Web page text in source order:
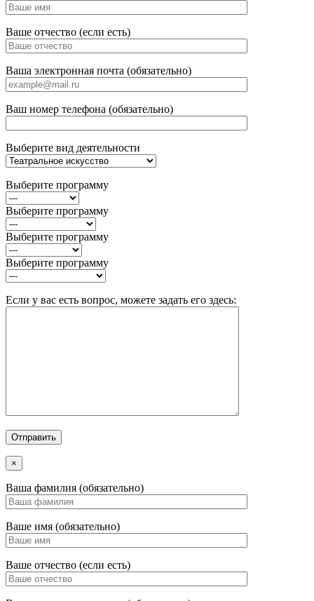
Ваше отчество (если есть)
Ваша электронная почта (обязательно)
Ваш номер телефона (обязательно)
Выберите вид деятельности
Выберите программу
Выберите программу
Выберите программу
Выберите программу
Если у вас есть вопрос, можете задать его здесь:
×
Ваша фамилия (обязательно)
Ваше имя (обязательно)
Ваше отчество (если есть)